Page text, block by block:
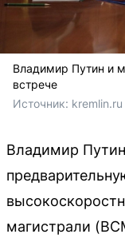
Владимир Путин и
встрече
Источник: kremlin.ru
Владимир
магистрали